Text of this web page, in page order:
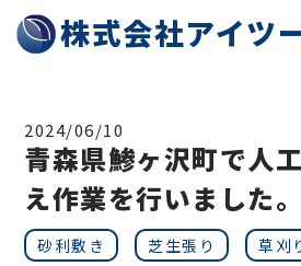
株式会社アイツ
2024/06/10
青森県鯵ヶ沢町で人
え作業を行いました。
砂利敷き 芝生張り 草刈